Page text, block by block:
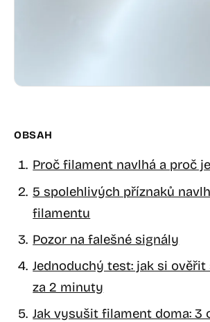
OBSAH
Proč filament navlhá a proč
5 spolehlivých příznaků
filamentu
Pozor na falešné signály
Jednoduchý test: jak si
za 2 minuty
Jak vysušit filament doma: 3